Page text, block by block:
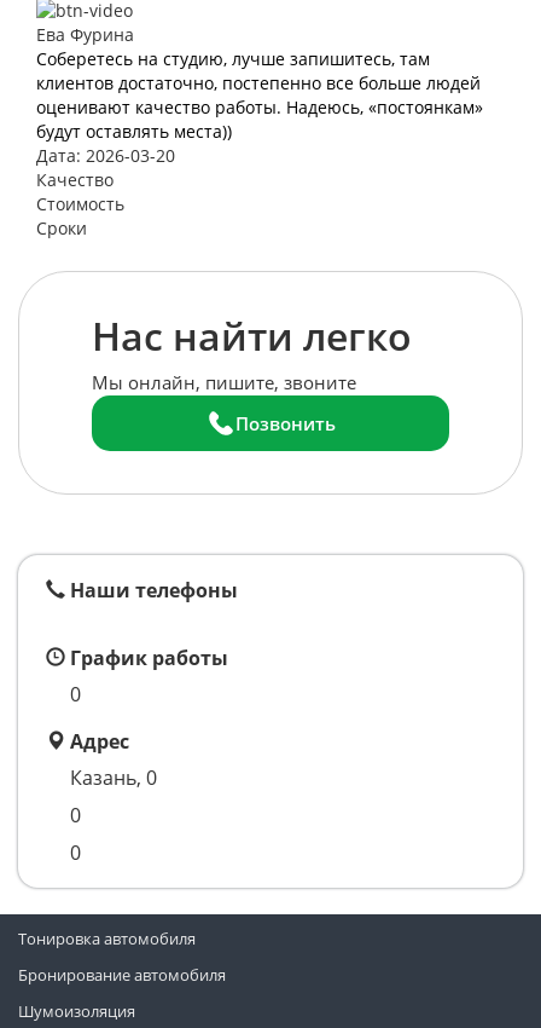
Ева Фурина
Соберетесь на студию, лучше запишитесь, там
клиентов достаточно, постепенно все больше людей
оценивают качество работы. Надеюсь, «постоянкам»
будут оставлять места))
Дата: 2026-03-20
Качество
Стоимость
Сроки
Нас найти легко
Мы онлайн, пишите, звоните
Позвонить
Наши телефоны
График работы
0
Адрес
Казань, 0
0
0
Тонировка автомобиля
Бронирование автомобиля
Шумоизоляция